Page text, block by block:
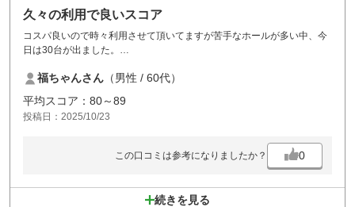
久々の利用で良いスコア
コスパ良いので時々利用させて頂いてますが苦手なホールが多い中、今
日は30台が出ました。
また利用させて頂きます。
福ちゃんさん （男性 / 60代）
平均スコア：80～89
投稿日：2025/10/23
この口コミは参考になりましたか？ 0
続きを見る